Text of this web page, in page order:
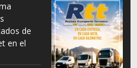
de
en el